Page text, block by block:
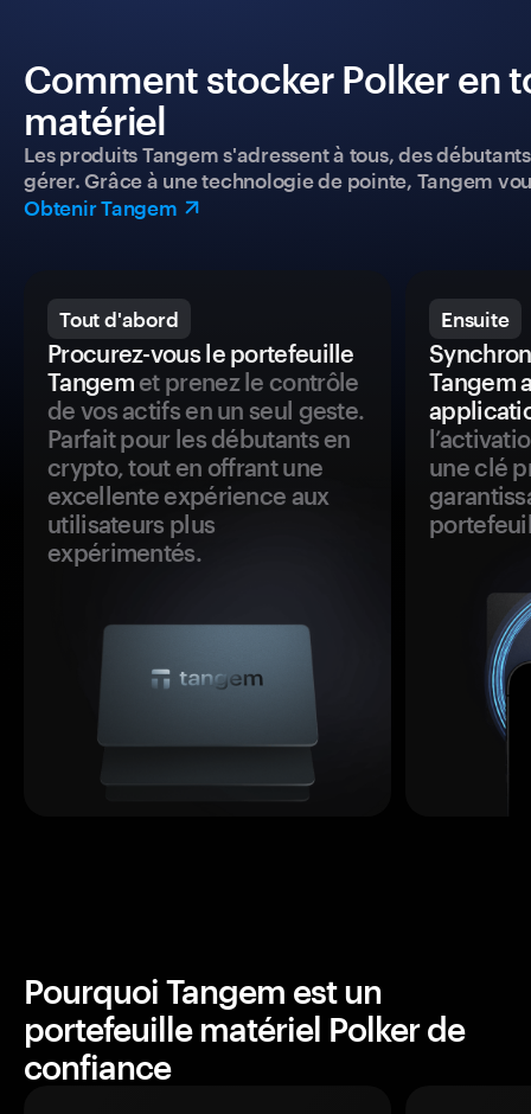
Comment stocker Polker en
matériel
Les produits Tangem s'adressent à tous, des
gérer. Grâce à une technologie de pointe, Tangem
Obtenir Tangem
Tout d'abord
Procurez-vous le portefeuille
Tangemet prenez le contrôle
de vos actifs en un seul geste.
Parfait pour les débutants en
crypto, tout en offrant une
excellente expérience aux
utilisateurs plus
expérimentés.
Ensuite
Tangem
une clé
Pourquoi Tangem est un
portefeuille matériel Polker de
confiance